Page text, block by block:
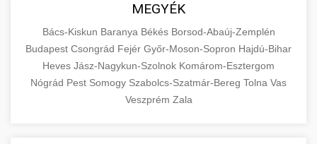
MEGYÉK
Bács-Kiskun Baranya Békés Borsod-Abaúj-Zemplén
Budapest Csongrád Fejér Győr-Moson-Sopron Hajdú-Bihar
Heves Jász-Nagykun-Szolnok Komárom-Esztergom
Nógrád Pest Somogy Szabolcs-Szatmár-Bereg Tolna Vas
Veszprém Zala